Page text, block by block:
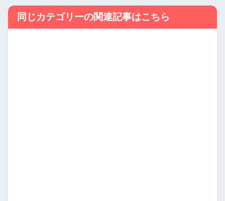
同じカテゴリーの関連記事はこちら